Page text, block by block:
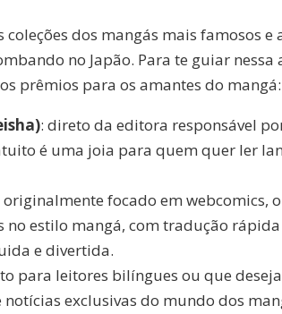
coleções dos mangás mais famosos
no Japão. Para te guiar
prêmios para os amantes do mangá:
: direto da editora responsável
é uma joia para quem quer ler
originalmente focado em webcomics,
no estilo mangá, com tradução
e divertida.
para leitores bilíngues ou que
exclusivas do mundo dos